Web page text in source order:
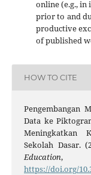
online (e.g.,
prior to and
productive
of published
HOW TO CITE
Pengembangan
Data ke
Meningkatkan
Sekolah Dasar.
Education
https://doi.org/